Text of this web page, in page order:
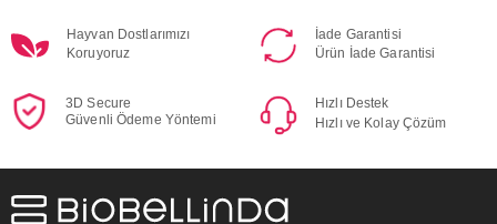
Hayvan Dostlarımızı
Koruyoruz
İade Garantisi
Ürün İade Garantisi
3D Secure
Güvenli Ödeme Yöntemi
Hızlı Destek
Hızlı ve Kolay Çözüm